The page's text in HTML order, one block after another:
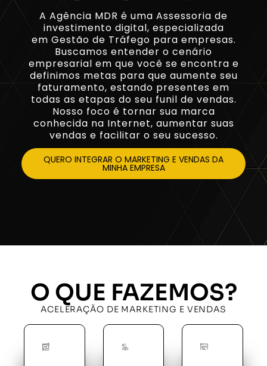
A Agência MDR é uma Assessoria de
investimento digital, especializada
em Gestão de Tráfego para empresas.
Buscamos entender o cenário
empresarial em que você se encontra e
definimos metas para que aumente seu
faturamento, estando presentes em
todas as etapas do seu funil de vendas.
Nosso foco é tornar sua marca
conhecida na Internet, aumentar suas
vendas e facilitar o seu sucesso.
QUERO INTEGRAR O MARKETING E VENDAS DA
MINHA EMPRESA
O QUE FAZEMOS?
ACELERAÇÃO DE MARKETING E VENDAS